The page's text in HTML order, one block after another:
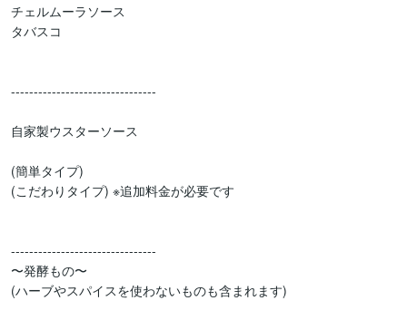
チェルムーラソース
タバスコ
--------------------------------
自家製ウスターソース
(簡単タイプ)
(こだわりタイプ) ※追加料金が必要です
--------------------------------
〜発酵もの〜
(ハーブやスパイスを使わないものも含まれます)